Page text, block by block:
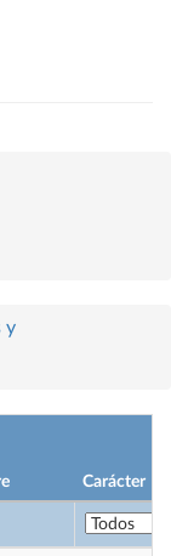
y
Carácter